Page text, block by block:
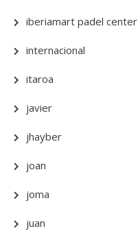
iberiamart padel center
internacional
itaroa
javier
jhayber
joan
joma
juan